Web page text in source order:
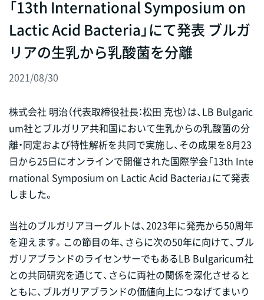
「13th International Symposium on
Lactic Acid Bacteria」にて発表 ブルガ
リアの生乳から乳酸菌を分離
2021/08/30
株式会社 明治（代表取締役社長：松田 克也）は、LB Bulgaric
um社とブルガリア共和国において生乳からの乳酸菌の分
離・同定および特性解析を共同で実施し、その成果を8月23
日から25日にオンラインで開催された国際学会「13th Inte
rnational Symposium on Lactic Acid Bacteria」にて発表
しました。
当社のブルガリアヨーグルトは、2023年に発売から50周年
を迎えます。この節目の年、さらに次の50年に向けて、ブル
ガリアブランドのライセンサーでもあるLB Bulgaricum社
との共同研究を通じて、さらに両社の関係を深化させると
ともに、ブルガリアブランドの価値向上につなげてまいり